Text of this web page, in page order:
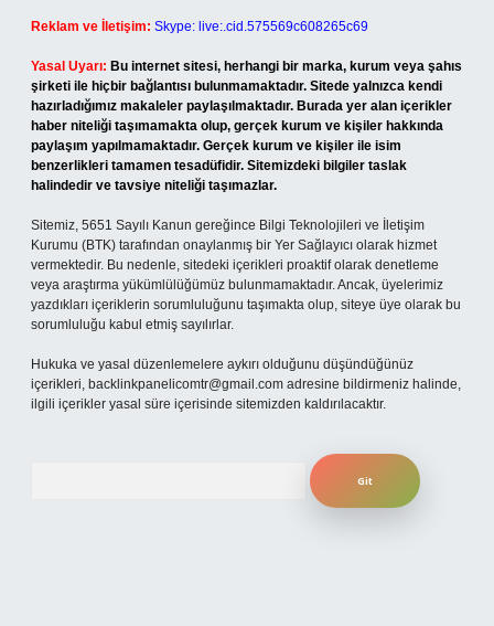
Reklam ve İletişim: Skype: live:.cid.575569c608265c69
Yasal Uyarı: Bu internet sitesi, herhangi bir marka, kurum veya şahıs
şirketi ile hiçbir bağlantısı bulunmamaktadır. Sitede yalnızca kendi
hazırladığımız makaleler paylaşılmaktadır. Burada yer alan içerikler
haber niteliği taşımamakta olup, gerçek kurum ve kişiler hakkında
paylaşım yapılmamaktadır. Gerçek kurum ve kişiler ile isim
benzerlikleri tamamen tesadüfidir. Sitemizdeki bilgiler taslak
halindedir ve tavsiye niteliği taşımazlar.
Sitemiz, 5651 Sayılı Kanun gereğince Bilgi Teknolojileri ve İletişim
Kurumu (BTK) tarafından onaylanmış bir Yer Sağlayıcı olarak hizmet
vermektedir. Bu nedenle, sitedeki içerikleri proaktif olarak denetleme
veya araştırma yükümlülüğümüz bulunmamaktadır. Ancak, üyelerimiz
yazdıkları içeriklerin sorumluluğunu taşımakta olup, siteye üye olarak bu
sorumluluğu kabul etmiş sayılırlar.
Hukuka ve yasal düzenlemelere aykırı olduğunu düşündüğünüz
içerikleri, backlinkpanelicomtr@gmail.com adresine bildirmeniz halinde,
ilgili içerikler yasal süre içerisinde sitemizden kaldırılacaktır.